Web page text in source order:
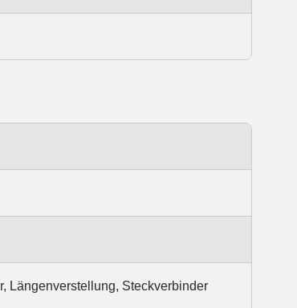
Längenverstellung, Steckverbinder